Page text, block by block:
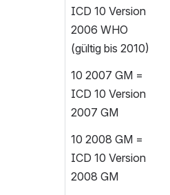
ICD 10 Version
2006 WHO
(gültig bis 2010)
10 2007 GM =
ICD 10 Version
2007 GM
10 2008 GM =
ICD 10 Version
2008 GM